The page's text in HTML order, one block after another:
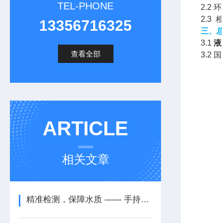
TEL-PHONE
13356716325
查看全部
ARTICLE
相关文章
精准检测，保障水质 —— 手持式多参数水质检测仪
2.2
2.3
三、
3.1
3.2